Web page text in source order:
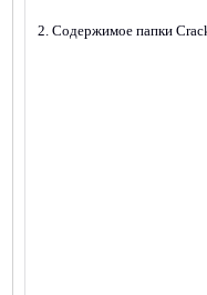
2. Содержимое папки